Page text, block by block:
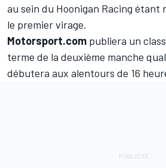
au sein du Hoonigan Racing étant
le premier virage.
Motorsport.com publiera un
terme de la deuxième manche
débutera aux alentours de 16